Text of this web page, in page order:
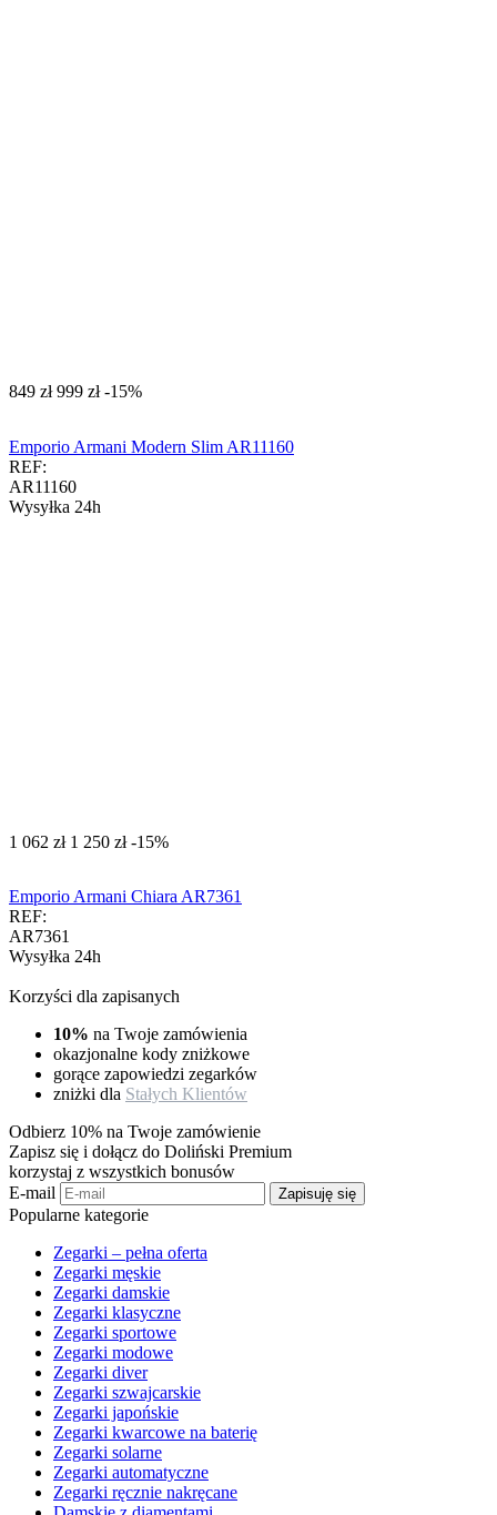
‍849‍ zł ‍999‍ zł -15%
Emporio Armani Modern Slim AR11160
REF:
AR11160
Wysyłka 24h
‍1 062‍ zł ‍1 250‍ zł -15%
Emporio Armani Chiara AR7361
REF:
AR7361
Wysyłka 24h
Korzyści dla zapisanych
10% na Twoje zamówienia
okazjonalne kody zniżkowe
gorące zapowiedzi zegarków
zniżki dla Stałych Klientów
Odbierz 10% na Twoje zamówienie
Zapisz się i dołącz do Doliński Premium
korzystaj z wszystkich bonusów
E-mail
Zapisuję się
Popularne kategorie
Zegarki – pełna oferta
Zegarki męskie
Zegarki damskie
Zegarki klasyczne
Zegarki sportowe
Zegarki modowe
Zegarki diver
Zegarki szwajcarskie
Zegarki japońskie
Zegarki kwarcowe na baterię
Zegarki solarne
Zegarki automatyczne
Zegarki ręcznie nakręcane